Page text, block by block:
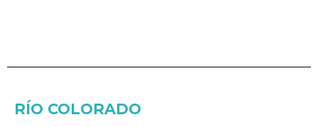
RÍO COLORADO